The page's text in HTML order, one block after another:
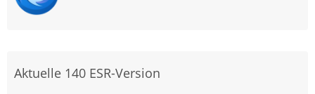
Aktuelle 140 ESR-Version